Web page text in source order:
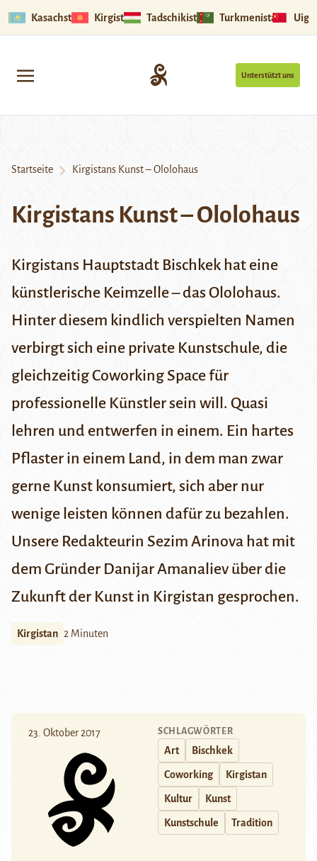
Kasachstan Kirgistan Tadschikistan Turkmenistan
Unterstützt uns
Startseite Kirgistans Kunst – Ololohaus
Kirgistans Kunst – Ololohaus
Kirgistans Hauptstadt Bischkek hat eine
künstlerische Keimzelle – dasOlolohaus.
Hinter diesem kindlich verspielten Namen
verbirgt sich eine private Kunstschule, die
gleichzeitig Coworking Space für
professionelle Künstler sein will. Quasi
lehren und entwerfen in einem. Ein hartes
Pflaster in einem Land, in dem man zwar
gerne Kunst konsumiert, sich aber nur
wenige leisten können dafür zu bezahlen.
Unsere Redakteurin Sezim Arinova hat mit
dem Gründer Danijar Amanaliev über die
Zukunft der Kunst in Kirgistan gesprochen.
Kirgistan 2 Minuten
23. Oktober 2017 SCHLAGWÖRTER
Art Bischkek
Coworking Kirgistan
Kultur Kunst
Kunstschule Tradition